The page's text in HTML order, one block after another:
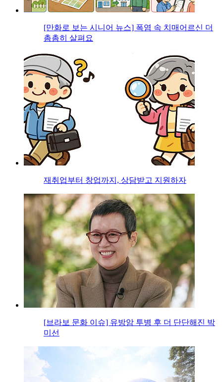
[만화로 보는 시니어 뉴스] 폭염 속 치매어르신 더
촘촘히 살펴요
재취업부터 창업까지, 상담받고 지원하자
[브라보 문화 이슈] 유방암 투병 후 더 단단해진 박
미선